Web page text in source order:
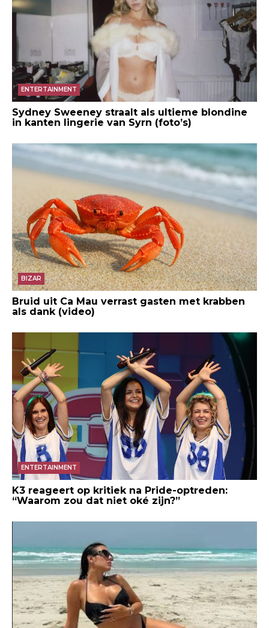
ENTERTAINMENT
Sydney Sweeney straalt als ultieme blondine
in kanten lingerie van Syrn (foto’s)
BIZAR
Bruid uit Ca Mau verrast gasten met krabben
als dank (video)
ENTERTAINMENT
K3 reageert op kritiek na Pride-optreden:
“Waarom zou dat niet oké zijn?”